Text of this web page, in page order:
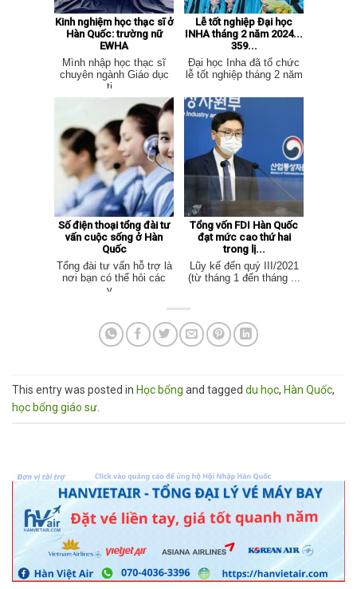
Kinh nghiệm học thạc sĩ ở
Hàn Quốc: trường nữ
EWHA
Mình nhập học thạc sĩ
chuyên ngành Giáo dục
ti...
Lễ tốt nghiệp Đại học
INHA tháng 2 năm 2024...
359...
Đại học Inha đã tổ chức
lễ tốt nghiệp tháng 2 năm
Số điện thoại tổng đài tư
vấn cuộc sống ở Hàn
Quốc
Tổng đài tư vấn hỗ trợ là
nơi bạn có thể hỏi các
v...
Tổng vốn FDI Hàn Quốc
đạt mức cao thứ hai
trong lị...
Lũy kế đến quý III/2021
(từ tháng 1 đến tháng ...
This entry was posted in Học bổng and tagged du học, Hàn Quốc,
học bổng giáo sư